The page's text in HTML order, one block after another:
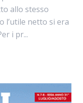
allo stesso
l’utile netto si era
i pr...